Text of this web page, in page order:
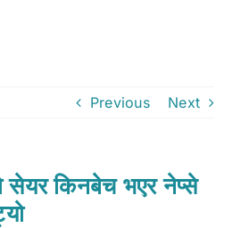
Stock market
Previous Next
सेयर किनबेच भएर नेप्से